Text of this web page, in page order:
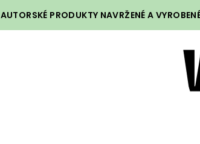
AUTORSKÉ PRODUKTY NAVRŽENÉ A